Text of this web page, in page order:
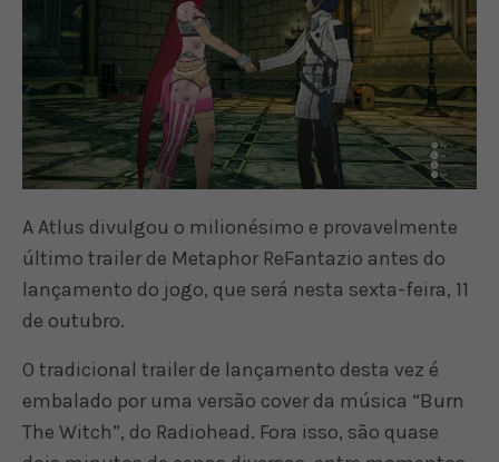
A Atlus divulgou o milionésimo e provavelmente
último trailer de Metaphor ReFantazio antes do
lançamento do jogo, que será nesta sexta-feira, 11
de outubro.
O tradicional trailer de lançamento desta vez é
embalado por uma versão cover da música “Burn
The Witch”, do Radiohead. Fora isso, são quase